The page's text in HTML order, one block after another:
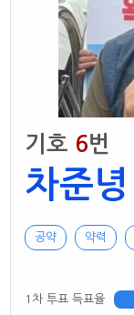
기호 6번
차준녕
공약 약력
1차 투표 득표율